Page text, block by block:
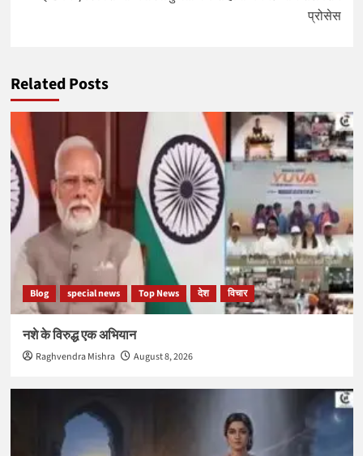
प्रोसेस
Related Posts
Blog special news Top News देश विचार
नशे के विरुद्ध एक अभियान
Raghvendra Mishra August 8, 2026